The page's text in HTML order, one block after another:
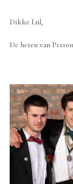
Dikke Lul,
De heren van